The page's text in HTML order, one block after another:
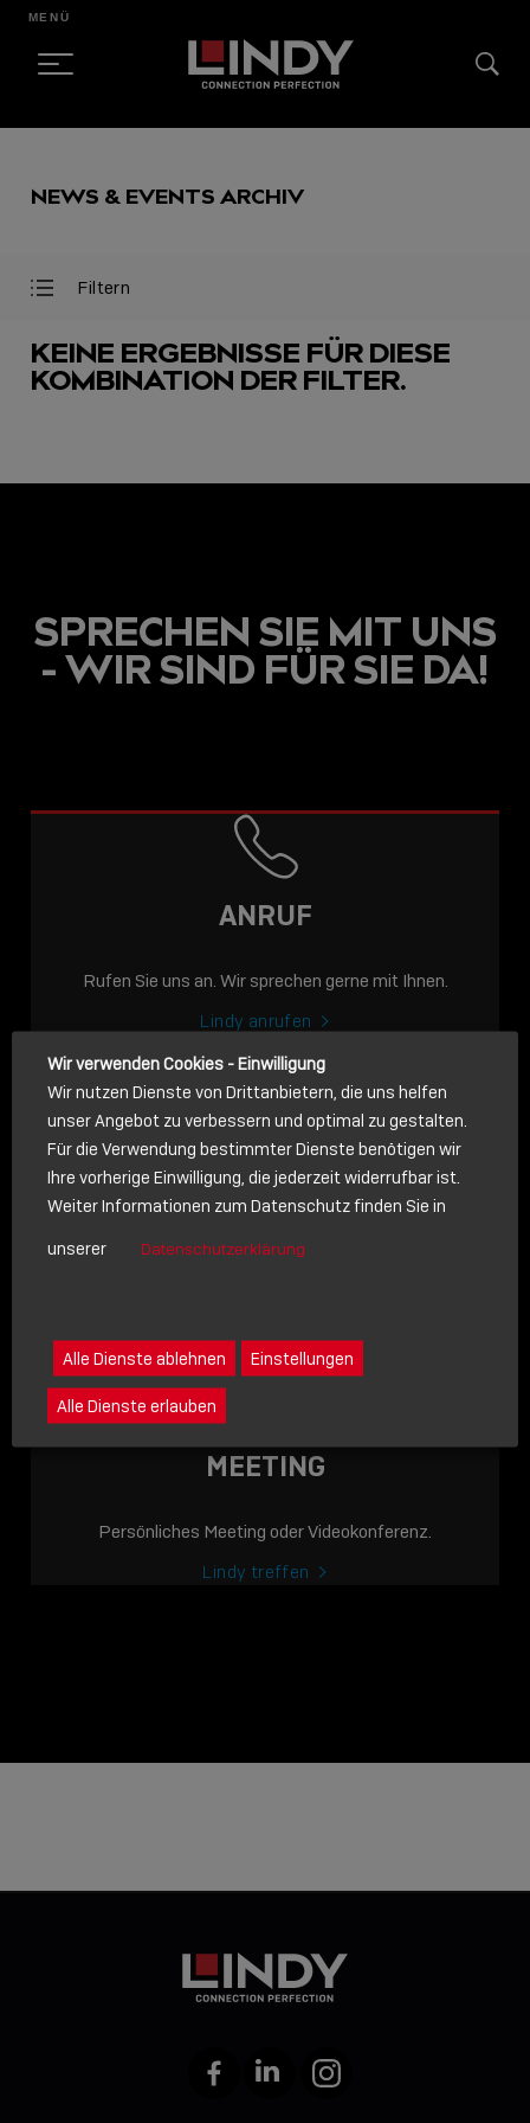
CONTENT
MENÜ
NEWS & EVENTS ARCHIV
Filter
Filter
Filtern
USB-C ÜBER LANGE
DISTANZEN: AKTIVE
USB-C-KABEL FÜR
STABILE 10 GBIT/S BIS
LINDY ACADEMY
JETZT ONLINE
VERFÜGBAR: DIE
LINDY ACADEMY –
WISSEN, DAS
KEINE ERGEBNISSE FÜR DIESE
KOMBINATION DER FILTER.
SPRECHEN SIE MIT UNS
- WIR SIND FÜR SIE DA!
ANRUF
Rufen Sie uns an. Wir sprechen gerne mit Ihnen.
Lindy anrufen
NACHRICHT
Schreiben Sie lieber? Dann schicken Sie uns gerne eine
MEETING
Persönliches Meeting oder Videokonferenz.
Lindy treffen
FacebookLinkedIn Instagram
Wir verwenden Cookies - Einwilligung
Wir nutzen Dienste von Drittanbietern, die uns helfen
unser Angebot zu verbessern und optimal zu gestalten.
Für die Verwendung bestimmter Dienste benötigen wir
Ihre vorherige Einwilligung, die jederzeit widerrufbar ist.
Weiter Informationen zum Datenschutz finden Sie in
unserer
Datenschutzerklärung
Alle Dienste ablehnen Einstellungen
Alle Dienste erlauben